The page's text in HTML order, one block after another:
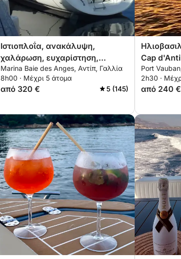
Ιστιοπλοΐα, ανακάλυψη,
χαλάρωση, ευχαρίστηση,
συναισθήματα, αναψυχή. 2 έως
5 άτομα
Marina Baie des Anges, Αντίπ, Γαλλία
8h00 · Μέχρι 5 άτομα
από 320 € 5 (145)
Cap
Port
2h30 ·
από 240 €